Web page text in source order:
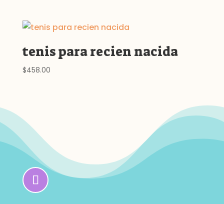
tenis para recien nacida
$458.00